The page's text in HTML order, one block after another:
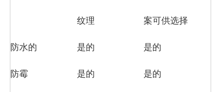
纹理 案可供选择
防水的 是的 是的
防霉 是的 是的